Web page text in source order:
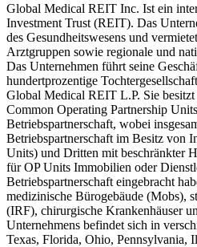
Global Medical REIT Inc. Ist ein
Investment Trust (REIT). Das
des Gesundheitswesens und
Arztgruppen sowie regionale und
Das Unternehmen führt seine
hundertprozentige
Global Medical REIT L.P. Sie besitzt
Common Operating Partnership
Betriebspartnerschaft, wobei
Betriebspartnerschaft im Besitz von
Units) und Dritten mit beschränkter
für OP Units Immobilien oder
Betriebspartnerschaft eingebracht
medizinische Bürogebäude (Mobs),
(IRF), chirurgische Krankenhäuser
Unternehmens befindet sich in
Texas, Florida, Ohio, Pennsylvania,